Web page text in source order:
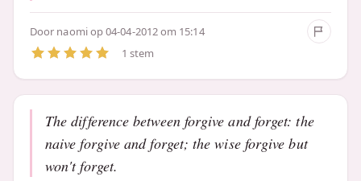
Door naomiop 04-04-2012 om 15:14
1 stem
The difference between forgive and forget: the
naive forgive and forget; the wise forgive but
won't forget.